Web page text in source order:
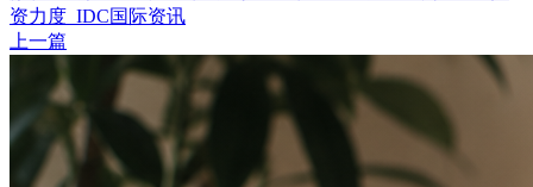
资力度_IDC国际资讯
上一篇